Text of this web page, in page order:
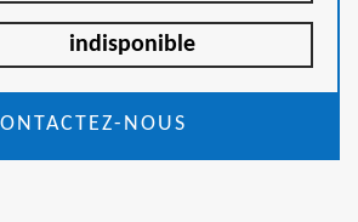
indisponible
NOUS